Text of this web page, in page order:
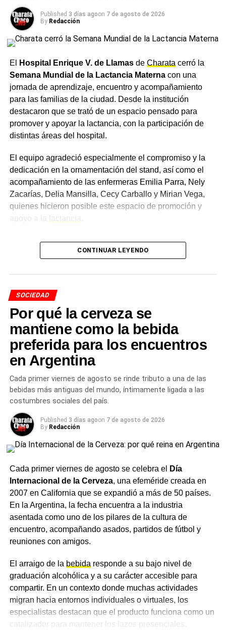
NOTICIAS
Cuánto cobrarán los jubilados del Chaco en
mayo de 2026: la mínima sube a $393.174 y con
bono llega a $463.174
una máxima de 13,9°C y una probabilidad de lluvias del
20%, mientras que hacia el viernes y el sábado siguiente
las temperaturas se recuperarían levemente, con una
chance de precipitaciones que treparía al 25% para esa
fecha.
Ante el descenso de temperaturas previsto para los
próximos días, se recomienda a los vecinos de Charata
abrigarse adecuadamente, en especial durante las horas
de la madrugada.
Másnoticias de Charataen
Published 3 días agoon 7 de agosto de 2026
By Redacción
El Hospital Enrique V. de Llamasde Charata cerró la
Semana Mundial de la Lactancia Maternacon una
jornada de aprendizaje, encuentro y acompañamiento
para las familias de la ciudad. Desde la institución
destacaron que se trató de un espacio pensado para
promover y apoyar la lactancia, con la participación de
distintas áreas del hospital.
El equipo agradeció especialmente el compromiso y la
dedicación en la ornamentación del stand, así como el
acompañamiento de las enfermeras Emilia Parra, Nely
Zacarías, Delia Mansilla, Cecy Carballo y Mirian Vega,
quienes hicieron posible este espacio de promoción y
lactancia
Un taller con información
Obstetricia Carina Fretes
Mariana Pujol, quienes estuvieron a cargo del taller
didáctico, brindando información basada en evidencia y
respondiendo las inquietudes de las familias presentes.
Además, agradecieron a las cocineras del hospital, Ana
Ledezma y Ramona Fernández, por preparar las
degustaciones que se compartieron durante la jornada.
El agradecimiento a las
familias
Elhospital
familias que participaron, compartieron sus experiencias
único e irremplazable. Desde la institución remarcaron
que la leche materna no solo alimenta, sino que protege,
fortalece el vínculo entre mamá y bebé y aporta
beneficios para todo el binomio, para un comienzo
El hospital invitó a seguir sumando acciones que
es una responsabilidad de toda la comunidad.
Másnoticias de CharataenCharataChaco.Net.
CONTINUAR LEYENDO
SOCIEDAD
Por qué la cerveza se
mantiene como la bebida
preferida para los encuentros
en Argentina
Cada primer viernes de agosto se rinde tributo a una de las
bebidas más antiguas del mundo, íntimamente ligada a las
costumbres sociales del país.
Published 3 días agoon 7 de agosto de 2026
By Redacción
Cada primer viernes de agosto se celebra el
Día
Internacional de la Cerveza, una efeméride creada en
2007 en California que se expandió a más de 50 países.
En la Argentina, la fecha encuentra a la industria
asentada como uno de los pilares de la cultura de
encuentro, acompañando asados, partidos de fútbol y
reuniones con amigos.
El arraigo de la bebida responde a su bajo nivel de
graduación alcohólica y a su carácter accesible para
compartir. En un contexto donde muchas actividades
migran hacia entornos individuales o virtuales, los
especialistas destacan que el producto funciona como un
catalizador para mantener los lazos presenciales.